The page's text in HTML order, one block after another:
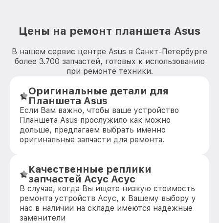
Цены на ремонт планшета Asus
В нашем сервис центре Asus в Санкт-Петербурге
более 3.700 запчастей, готовых к использованию
при ремонте техники.
Оригинальные детали для
Планшета Asus
Если Вам важно, чтобы ваше устройство
Планшета Asus прослужило как можно
дольше, предлагаем выбрать именно
оригинальные запчасти для ремонта.
Качественные реплики
запчастей Асус Асус
В случае, когда Вы ищете низкую стоимость
ремонта устройств Асус, к Вашему выбору у
нас в наличии на складе имеются надежные
заменители